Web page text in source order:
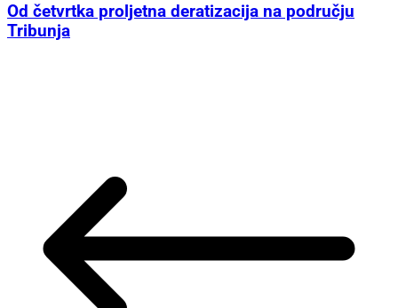
Od četvrtka proljetna deratizacija na području
Tribunja